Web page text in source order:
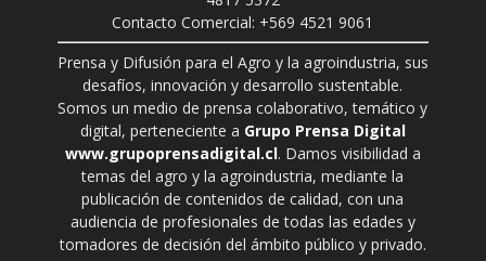
Contacto Comercial: +569 4521 9061
Prensa y Difusión para el Agro y la agroindustria, sus
desafíos, innovación y desarrollo sustentable.
Somos un medio de prensa colaborativo, temático y
digital, perteneciente a Grupo Prensa Digital
www.grupoprensadigital.cl. Damos visibilidad a
temas del agro y la agroindustria, mediante la
publicación de contenidos de calidad, con una
audiencia de profesionales de todas las edades y
tomadores de decisión del ámbito público y privado.